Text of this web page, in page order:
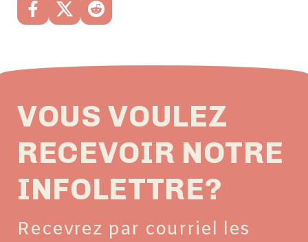
VOUS VOULEZ
RECEVOIR NOTRE
INFOLETTRE?
Recevrez par courriel les